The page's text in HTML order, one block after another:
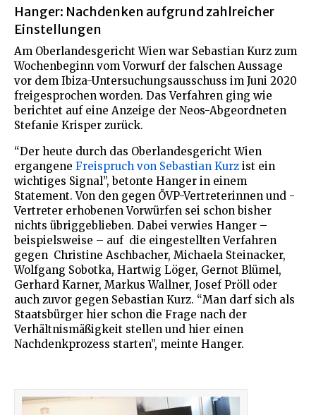
Hanger: Nachdenken aufgrund zahlreicher
Einstellungen
Am Oberlandesgericht Wien war Sebastian Kurz zum
Wochenbeginn vom Vorwurf der falschen Aussage
vor dem Ibiza-Untersuchungsausschuss im Juni 2020
freigesprochen worden. Das Verfahren ging wie
berichtet auf eine Anzeige der Neos-Abgeordneten
Stefanie Krisper zurück.
“Der heute durch das Oberlandesgericht Wien
ergangene Freispruch von Sebastian Kurz ist ein
wichtiges Signal”, betonte Hanger in einem
Statement. Von den gegen ÖVP-Vertreterinnen und -
Vertreter erhobenen Vorwürfen sei schon bisher
nichts übriggeblieben. Dabei verwies Hanger –
beispielsweise – auf die eingestellten Verfahren
gegen Christine Aschbacher, Michaela Steinacker,
Wolfgang Sobotka, Hartwig Löger, Gernot Blümel,
Gerhard Karner, Markus Wallner, Josef Pröll oder
auch zuvor gegen Sebastian Kurz. “Man darf sich als
Staatsbürger hier schon die Frage nach der
Verhältnismäßigkeit stellen und hier einen
Nachdenkprozess starten”, meinte Hanger.